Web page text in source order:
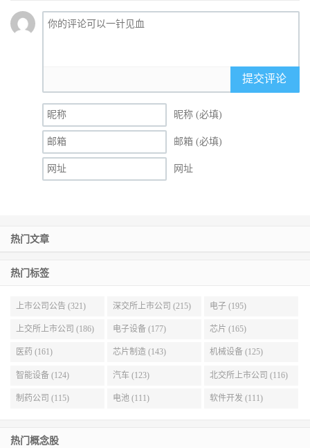
提交评论
昵称 (必填)
邮箱 (必填)
网址
热门文章
热门标签
上市公司公告 (321) 深交所上市公司 (215) 电子 (195)
上交所上市公司 (186) 电子设备 (177) 芯片 (165)
医药 (161) 芯片制造 (143) 机械设备 (125)
智能设备 (124) 汽车 (123) 北交所上市公司 (116)
制药公司 (115) 电池 (111) 软件开发 (111)
热门概念股